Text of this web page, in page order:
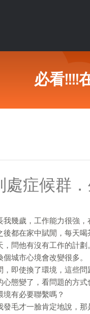
必看!!!!
處症候群
幾歲，工作能力很強，
後都在家中賦閒，每天
，問他有沒有工作的計
城市心境會改變很多。
即使換了環境，這些問
態變了，看問題的方式
有必要聯繫嗎？
毛才一臉肯定地說，那